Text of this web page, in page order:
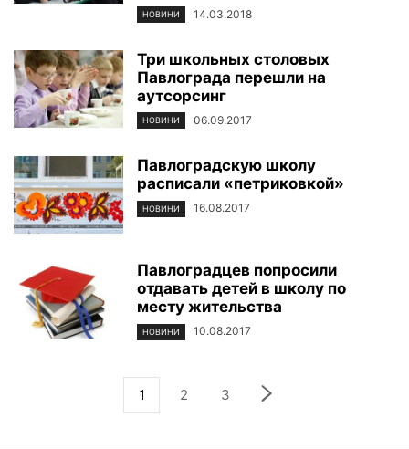
НОВИНИ 14.03.2018
Три школьных столовых
Павлограда перешли на
аутсорсинг
НОВИНИ 06.09.2017
Павлоградскую школу
расписали «петриковкой»
НОВИНИ 16.08.2017
Павлоградцев попросили
отдавать детей в школу по
месту жительства
НОВИНИ 10.08.2017
1 2 3